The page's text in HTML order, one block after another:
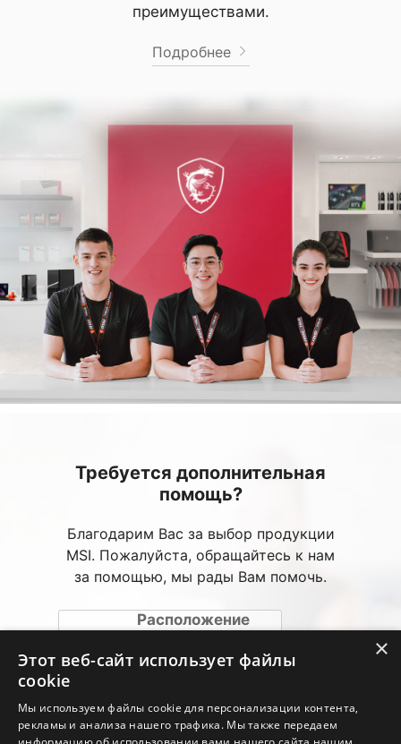
преимуществами.
Подробнее
Требуется дополнительная
помощь?
Благодарим Вас за выбор продукции
MSI. Пожалуйста, обращайтесь к нам
за помощью, мы рады Вам помочь.
Расположение
сервисных центров
(АСЦ)
Веб-консультация
×
Этот веб-сайт использует файлы
cookie
Мы используем файлы cookie для персонализации контента,
рекламы и анализа нашего трафика. Мы также передаем